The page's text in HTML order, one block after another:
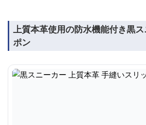
上質本革使用の防水機能付き黒
ポン